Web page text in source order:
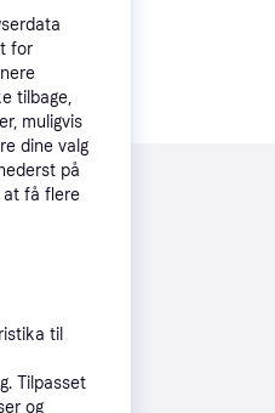
for
tilbage,
muligvis
dine valg
på
at få flere
til
Tilpasset
og